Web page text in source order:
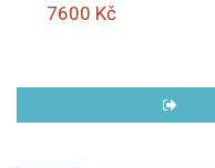
7600 Kč